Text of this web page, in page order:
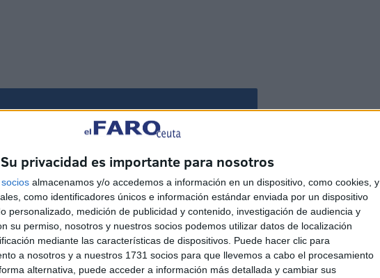
Su privacidad es importante para nosotros
socios almacenamos y/o accedemos a información en un dispositivo, como cookies, y
como identificadores únicos e información estándar enviada por un dispositivo
personalizado, medición de publicidad y contenido, investigación de audiencia y
su permiso, nosotros y nuestros socios podemos utilizar datos de localización
mediante las características de dispositivos. Puede hacer clic para
a nosotros y a nuestros 1731 socios para que llevemos a cabo el procesamiento
alternativa, puede acceder a información más detallada y cambiar sus
Disparos en el Príncipe y un
herido por arma blanca
HACE 29 MINUTOS
Aplazado el amistoso entre
el Ittihad de Tánger y el FC
Barcelona
HACE 1 HORA